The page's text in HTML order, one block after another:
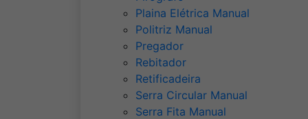
Plaina Elétrica Manual
Politriz Manual
Pregador
Rebitador
Retificadeira
Serra Circular Manual
Serra Fita Manual